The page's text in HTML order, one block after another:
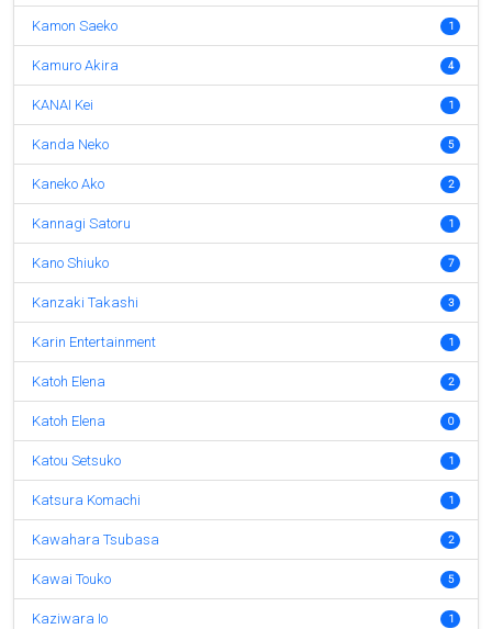
Kamon Saeko 1
Kamuro Akira 4
KANAI Kei 1
Kanda Neko 5
Kaneko Ako 2
Kannagi Satoru 1
Kano Shiuko 7
Kanzaki Takashi 3
Karin Entertainment 1
Katoh Elena 2
Katoh Elena 0
Katou Setsuko 1
Katsura Komachi 1
Kawahara Tsubasa 2
Kawai Touko 5
Kaziwara Io 1